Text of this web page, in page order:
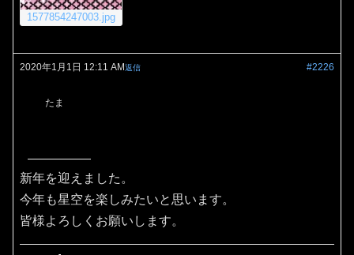
1577854247003.jpg
2020年1月1日 12:11 AM #2226
返信
たま
新年を迎えました。
今年も星空を楽しみたいと思います。
皆様よろしくお願いします。